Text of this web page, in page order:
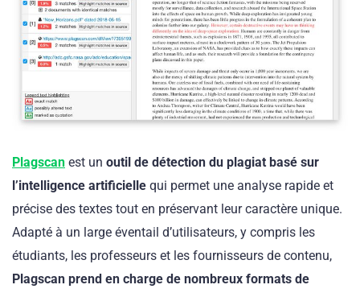
Plagscan est un outil de détection du plagiat basé sur
l’intelligence artificielle qui permet une analyse rapide et
précise des textes tout en préservant leur caractère unique.
Adapté à un large éventail d’utilisateurs, y compris les
étudiants, les professeurs et les fournisseurs de contenu,
Plagscan prend en charge de nombreux formats de